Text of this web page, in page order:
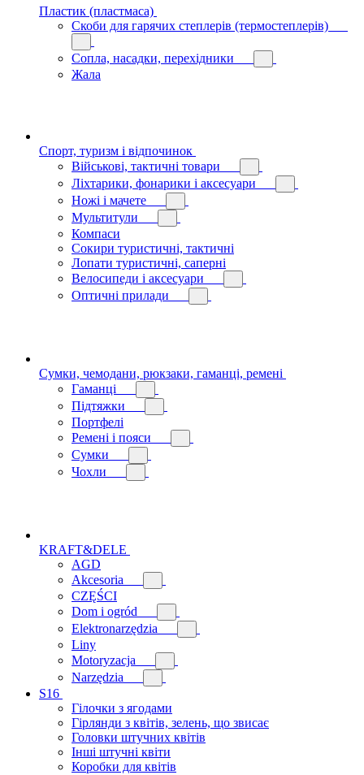
Пластик (пластмаса)
Скоби для гарячих степлерів (термостеплерів)
Сопла, насадки, перехідники
Жала
Спорт, туризм і відпочинок
Військові, тактичні товари
Ліхтарики, фонарики і аксесуари
Ножі і мачете
Мультитули
Компаси
Сокири туристичні, тактичні
Лопати туристичні, саперні
Велосипеди і аксесуари
Оптичні прилади
Сумки, чемодани, рюкзаки, гаманці, ремені
Гаманці
Підтяжки
Портфелі
Ремені і пояси
Сумки
Чохли
KRAFT&DELE
AGD
Akcesoria
CZĘŚCI
Dom i ogród
Elektronarzędzia
Liny
Motoryzacja
Narzędzia
S16
Гілочки з ягодами
Гірлянди з квітів, зелень, що звисає
Головки штучних квітів
Інші штучні квіти
Коробки для квітів